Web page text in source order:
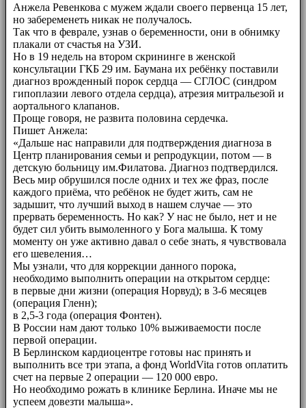
Анжела Ревенкова с мужем ждали своего первенца 15 лет,
но забеременеть никак не получалось.
Так что в феврале, узнав о беременности, они в обнимку
плакали от счастья на УЗИ.
Но в 19 недель на втором скрининге в женской
консультации ГКБ 29 им. Баумана их ребёнку поставили
диагноз врожденный порок сердца — СГЛОС (синдром
гипоплазии левого отдела сердца), атрезия митральезой и
аортального клапанов.
Проще говоря, не развита половина сердечка.
Пишет Анжела:
«Дальше нас направили для подтверждения диагноза в
Центр планирования семьи и репродукции, потом — в
детскую больницу им.Филатова. Диагноз подтвердился.
Весь мир обрушился после одних и тех же фраз, после
каждого приёма, что ребёнок не будет жить, сам не
задышит, что лучший выход в нашем случае — это
прервать беременность. Но как? У нас не было, нет и не
будет сил убить вымоленного у Бога малыша. К тому
моменту он уже активно давал о себе знать, я чувствовала
его шевеления…
Мы узнали, что для коррекции данного порока,
необходимо выполнить операции на открытом сердце:
в первые дни жизни (операция Норвуд); в 3-6 месяцев
(операция Гленн);
в 2,5-3 года (операция Фонтен).
В России нам дают только 10% выживаемости после
первой операции.
В Берлинском кардиоцентре готовы нас принять и
выполнить все три этапа, а фонд WorldVita готов оплатить
счет на первые 2 операции — 120 000 евро.
Но необходимо рожать в клинике Берлина. Иначе мы не
успеем довезти малыша».